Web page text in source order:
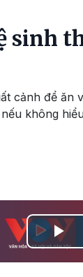
sinh
cảnh để
không